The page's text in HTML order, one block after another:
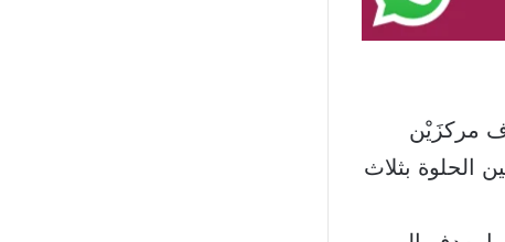
مركزَيْن
الحلوة بثلاث